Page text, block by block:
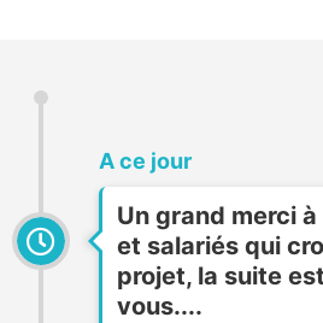
A ce jour
Un grand merci
et salariés qui
projet, la suite
vous....